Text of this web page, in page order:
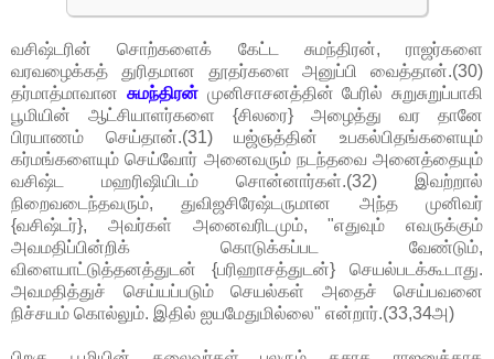
வசிஷ்டரின் சொற்களைக் கேட்ட சுமந்திரன், ராஜர்களை
வரவழைக்கத் துரிதமான தூதர்களை அனுப்பி வைத்தான்.(30)
தர்மாத்மாவான சுமந்திரன்முனிசாசனத்தின் பேரில் சுறுசுறுப்பாகி
பூமியின் ஆட்சியாளர்களை {சிலரை} அழைத்து வர தானே
பிரயாணம் செய்தான்.(31) யஜ்ஞத்தின் உபகல்பிதங்களையும்
கர்மங்களையும் செய்வோர் அனைவரும் நடந்தவை அனைத்தையும்
வசிஷ்ட மஹரிஷியிடம் சொன்னார்கள்.(32) இவற்றால்
நிறைவடைந்தவரும், துவிஜசிரேஷ்டருமான அந்த முனிவர்
{வசிஷ்டர்}, அவர்கள் அனைவரிடமும், "எதுவும் எவருக்கும்
அவமதிப்பின்றிக் கொடுக்கப்பட வேண்டும்,
விளையாட்டுத்தனத்துடன் {பரிஹாசத்துடன்} செயல்படக்கூடாது.
அவமதித்துச் செய்யப்படும் செயல்கள் அதைச் செய்பவனை
நிச்சயம் கொல்லும். இதில் ஐயமேதுமில்லை" என்றார்.(33,34அ)